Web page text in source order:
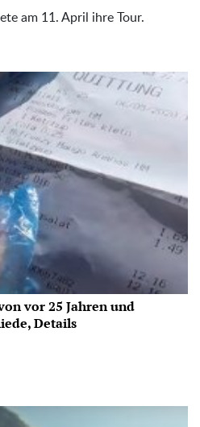
am 11. April ihre Tour.
vor 25 Jahren und
Details